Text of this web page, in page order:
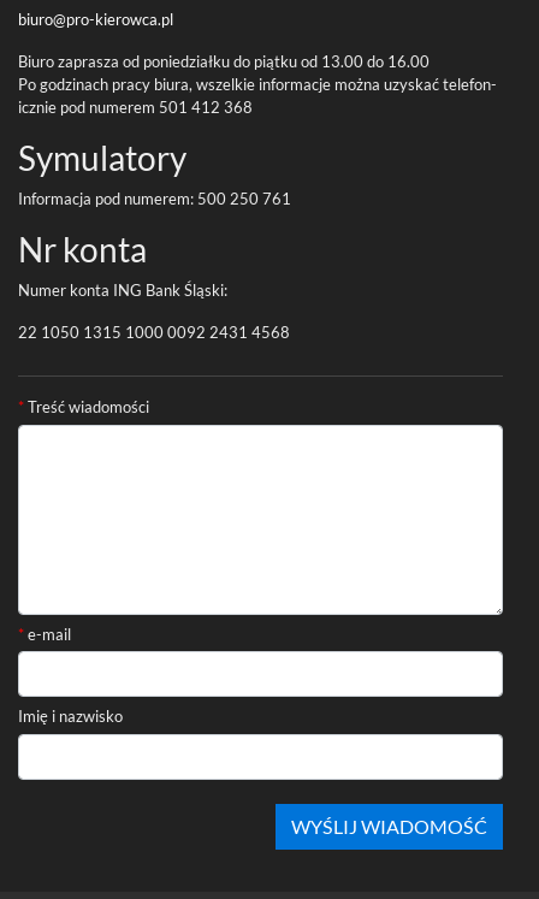
biuro@pro-kierowca.pl
Biuro zaprasza od poniedzi­ałku do piątku od 13.00do 16.00
Po godz­i­nach pracy biura, wszelkie infor­ma­cje można uzyskać tele­fon­
icznie pod numerem 501 412 368
Symu­la­tory
Infor­ma­cja pod numerem: 500 250761
Nr konta
Numer konta ING Bank Śląski:
22 1050 1315 10000092 2431 4568
Formularz kontaktowy
*Treść wiadomości
*e-mail
Imię i nazwisko